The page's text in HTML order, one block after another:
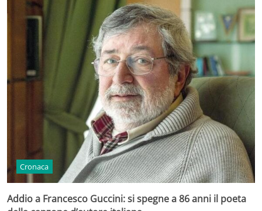
Cronaca
Addio a Francesco Guccini: si spegne a 86 anni il poeta